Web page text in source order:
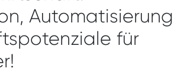
Automatisierung
für